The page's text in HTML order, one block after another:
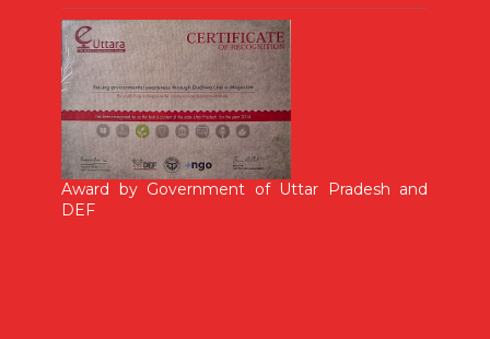
Award by Government of Uttar Pradesh and
DEF